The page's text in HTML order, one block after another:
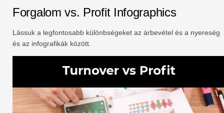
Forgalom vs. Profit Infographics
Lássuk a legfontosabb különbségeket az árbevétel és a nyereség
és az infografikák között.